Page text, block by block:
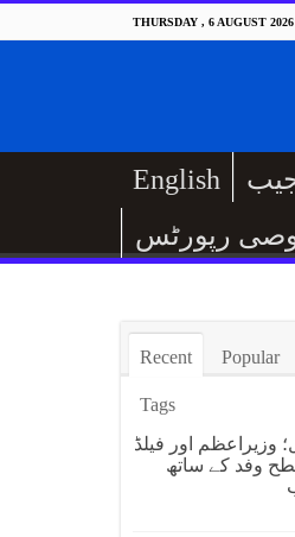
THURSDAY , 6 AUGUST 2026
English
رپورٹس
Recent Popular
Tags
اور فیلڈ
وفد کے ساتھ